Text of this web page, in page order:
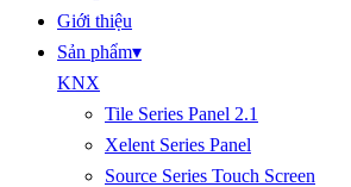
Giới thiệu
Sản phẩm▾
KNX
Tile Series Panel 2.1
Xelent Series Panel
Source Series Touch Screen